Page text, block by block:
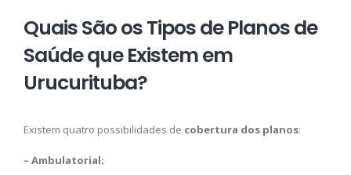
Quais São os Tipos de Planos de
Saúde que Existem em
Urucurituba?
Existem quatro possibilidades de cobertura dos planos:
– Ambulatorial;